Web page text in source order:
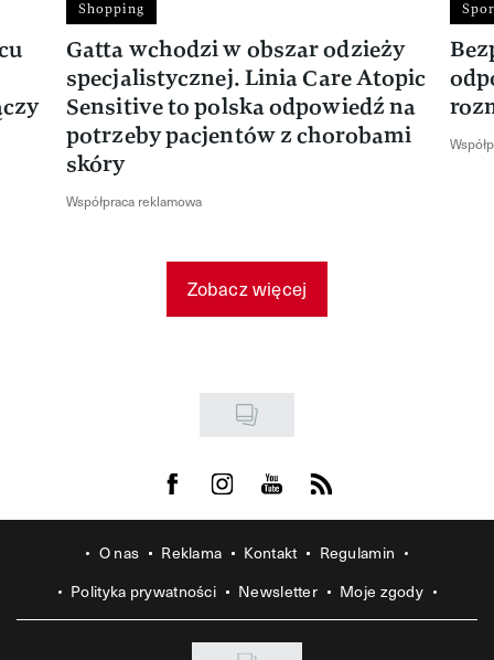
Shopping
Gatta wchodzi w obszar odzieży
specjalistycznej. Linia Care Atopic
Sensitive to polska odpowiedź na
potrzeby pacjentów z chorobami
skóry
Współpraca reklamowa
Zobacz więcej
Visit us on Facebook
Visit us on Instagram
Visit us on Youtube
Visit us on Rss
O nas Reklama Kontakt
Regulamin
Polityka prywatności
Newsletter Moje zgody